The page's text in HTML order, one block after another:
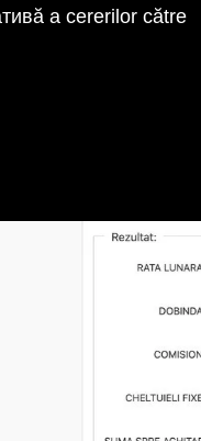
a cererilor către